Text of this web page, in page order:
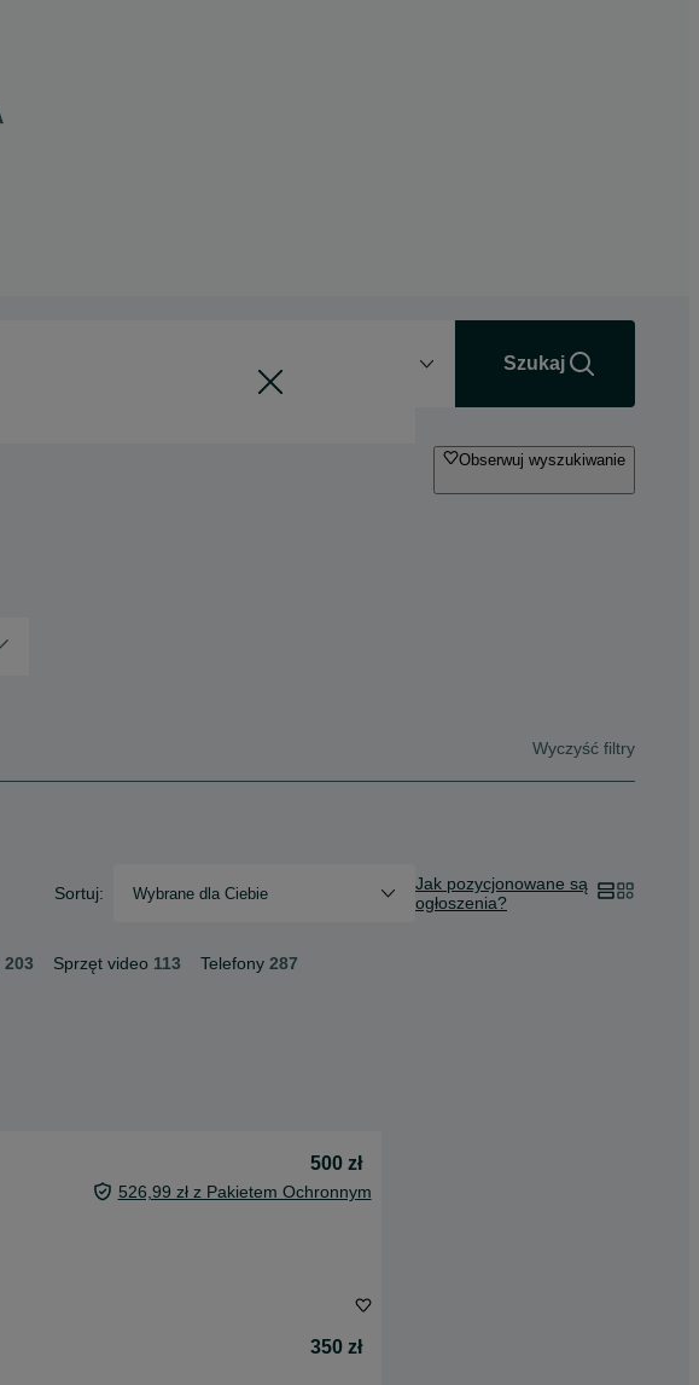
Szukaj
Obserwuj wyszukiwanie
Wyczyść filtry
Sortuj: Wybrane dla Ciebie
Jak pozycjonowane są
ogłoszenia?
203 Sprzęt video 113 Telefony 287
500 zł
526,99 zł z Pakietem Ochronnym
350 zł